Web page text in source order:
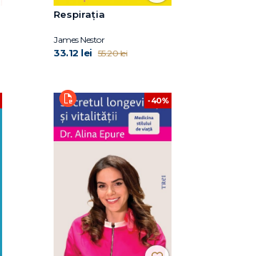
Respirația
James Nestor
33.12 lei 55.20 lei
-40%